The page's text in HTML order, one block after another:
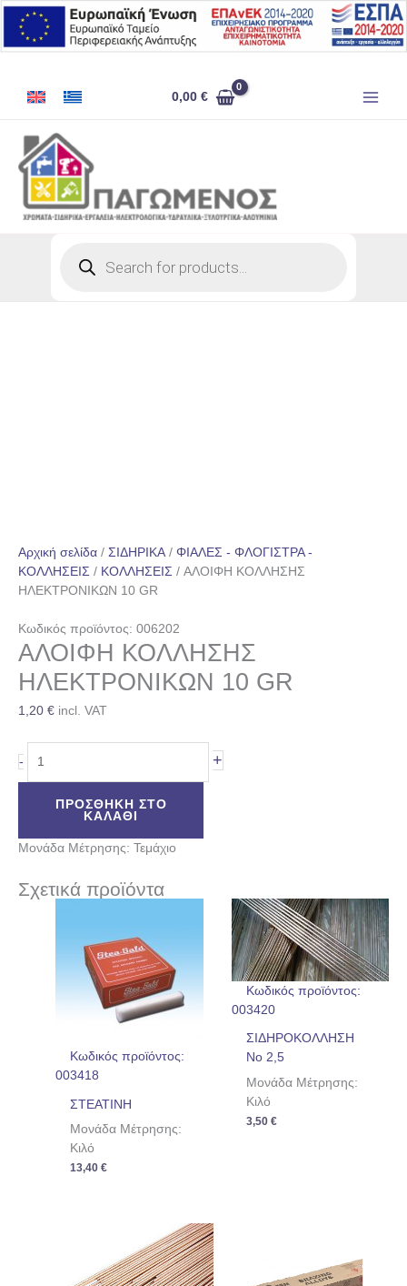
Μετάβαση
στο
περιεχόμενο
0,00€
Αρχική σελίδα / ΣΙΔΗΡΙΚΑ / ΦΙΑΛΕΣ - ΦΛΟΓΙΣΤΡΑ -
ΚΟΛΛΗΣΕΙΣ / ΚΟΛΛΗΣΕΙΣ / ΑΛΟΙΦΗ ΚΟΛΛΗΣΗΣ
ΗΛΕΚΤΡΟΝΙΚΩΝ 10 GR
Κωδικός προϊόντος: 006202
ΑΛΟΙΦΗ ΚΟΛΛΗΣΗΣ
ΗΛΕΚΤΡΟΝΙΚΩΝ 10 GR
1,20 € incl. VAT
-
ΚΟΛΛΗΣΗΣ
10
GR
ποσότητα
+
ΠΡΟΣΘΉΚΗ ΣΤΟ
ΚΑΛΆΘΙ
Μονάδα Μέτρησης: Τεμάχιο
Σχετικά προϊόντα
Κωδικός προϊόντος:
003418
ΣΤΕΑΤΙΝΗ
Μονάδα Μέτρησης:
Κιλό
13,40€
Κωδικός προϊόντος:
003420
ΣΙΔΗΡΟΚΟΛΛΗΣΗ
Νο 2,5
Μονάδα Μέτρησης:
Κιλό
3,50 €